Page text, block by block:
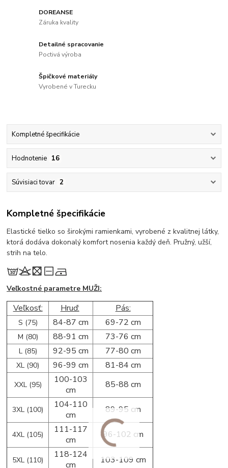
DOREANSE
Záruka kvality
Detailné spracovanie
Poctivá výroba
Špičkové materiály
Vyrobené v Turecku
Kompletné špecifikácie
Hodnotenie 16
Súvisiaci tovar 2
Kompletné špecifikácie
Elastické tielko so širokými ramienkami, vyrobené z kvalitnej látky,
ktorá dodáva dokonalý komfort nosenia každý deň. Pružný, užší,
strih na telo.
Veľkostné parametre MUŽI:
Veľkosť: Hruď: Pás:
S (75) 84-87 cm 69-72 cm
M (80) 88-91 cm 73-76 cm
L (85) 92-95 cm 77-80 cm
XL (90) 96-99 cm 81-84 cm
XXL (95)
100-103
cm
85-88 cm
3XL (100)
104-110
cm
89-95 cm
4XL (105)
111-117
cm
96-102 cm
5XL (110)
118-124
cm
103-109 cm